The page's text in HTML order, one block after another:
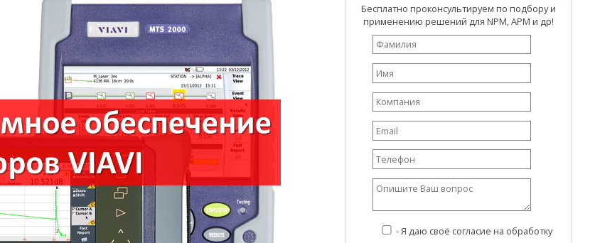
Бесплатно проконсультируем по подбору и
применению решений для NPM, APM и др!
-Я даю своё согласие на обработку